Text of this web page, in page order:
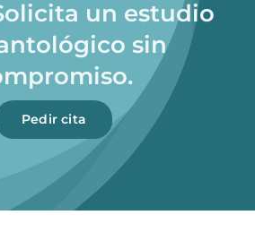
un estudio
sin
Pedir cita